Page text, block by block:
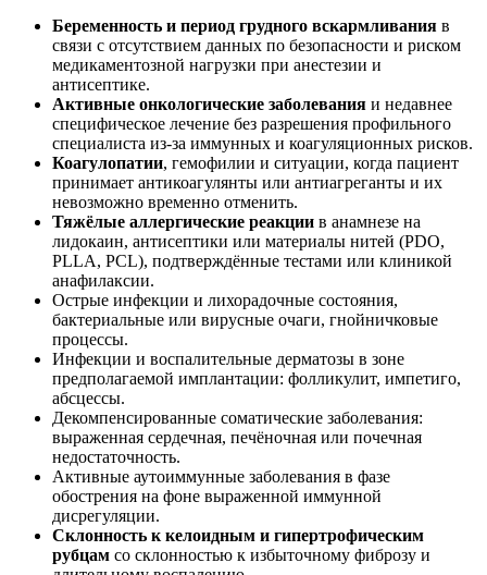
Беременность и период грудного вскармливания в
связи с отсутствием данных по безопасности и риском
медикаментозной нагрузки при анестезии и
антисептике.
Активные онкологические заболевания и недавнее
специфическое лечение без разрешения профильного
специалиста из‑за иммунных и коагуляционных рисков.
Коагулопатии, гемофилии и ситуации, когда пациент
принимает антикоагулянты или антиагреганты и их
невозможно временно отменить.
Тяжёлые аллергические реакции в анамнезе на
лидокаин, антисептики или материалы нитей (PDO,
PLLA, PCL), подтверждённые тестами или клиникой
анафилаксии.
Острые инфекции и лихорадочные состояния,
бактериальные или вирусные очаги, гнойничковые
процессы.
Инфекции и воспалительные дерматозы в зоне
предполагаемой имплантации: фолликулит, импетиго,
абсцессы.
Декомпенсированные соматические заболевания:
выраженная сердечная, печёночная или почечная
недостаточность.
Активные аутоиммунные заболевания в фазе
обострения на фоне выраженной иммунной
дисрегуляции.
Склонность к келоидным и гипертрофическим
рубцам со склонностью к избыточному фиброзу и